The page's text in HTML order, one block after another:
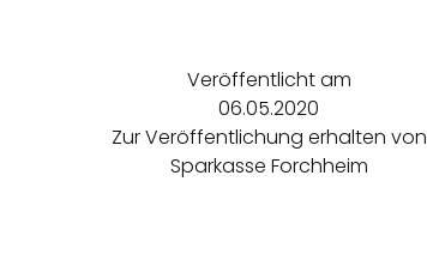
Veröffentlicht am
06.05.2020
Zur Veröffentlichung erhalten von
Sparkasse Forchheim